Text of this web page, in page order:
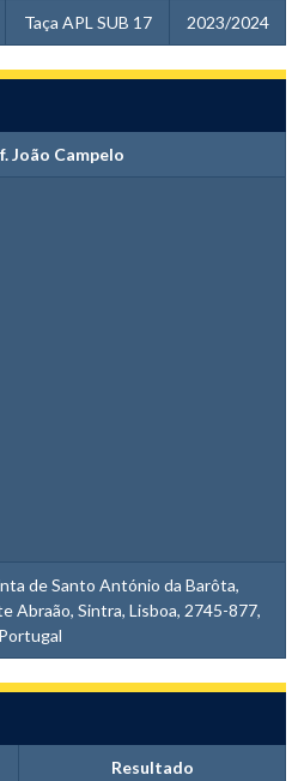
Taça APL SUB 17 2023/2024
João Campelo
de Santo António da Barôta,
Abraão, Sintra, Lisboa, 2745-877,
Portugal
Resultado